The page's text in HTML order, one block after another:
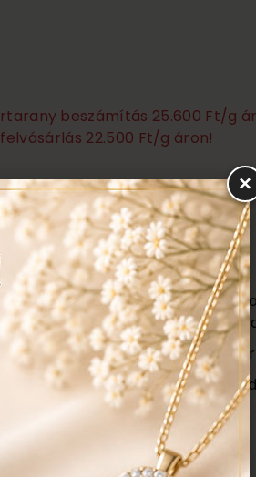
beszámítás 25.600 Ft/g
22.500 Ft/g áron!
Ezen felül még:
polírozás
(Certificate) mely
az ékszerben található
tartó táska minden
ellenőrzés, rejtett
a gyűrűn stb. Az általunk
javítjuk.
×